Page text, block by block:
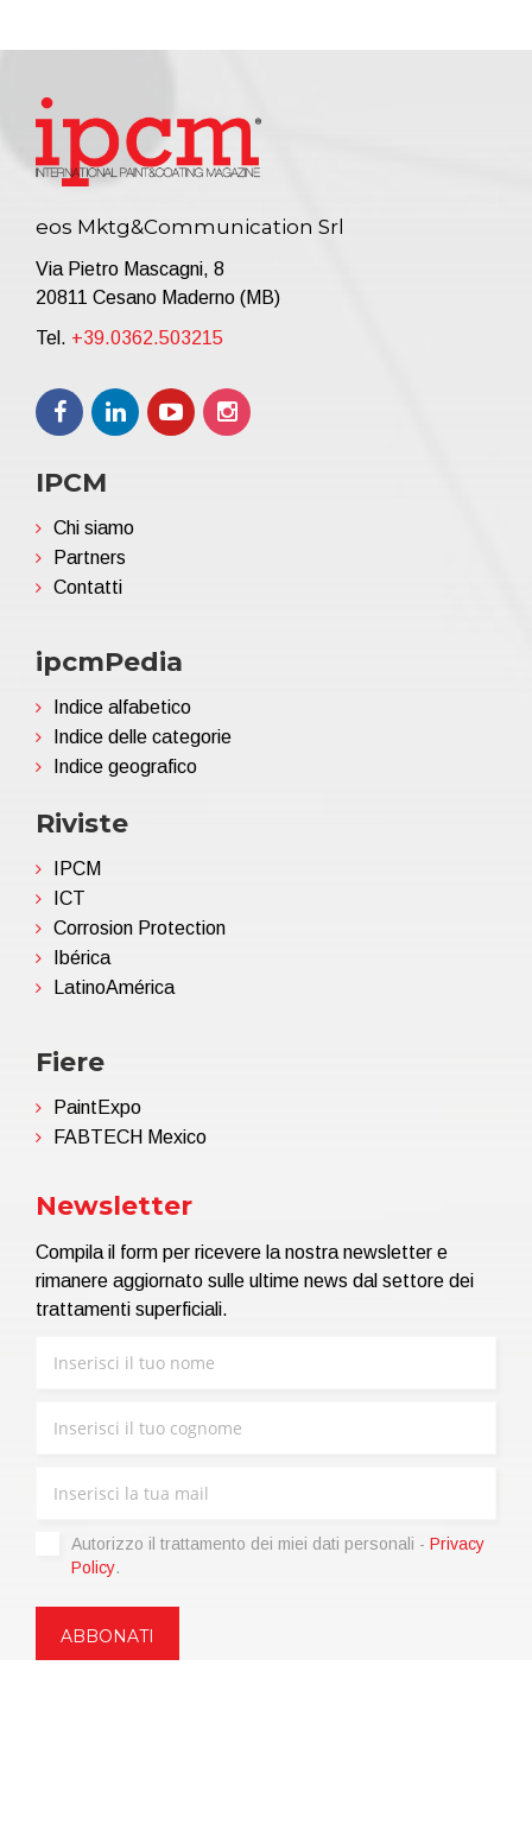
eos Mktg&Communication Srl
Via Pietro Mascagni, 8
20811 Cesano Maderno (MB)
Tel. +39.0362.503215
IPCM
Chi siamo
Partners
Contatti
ipcmPedia
Indice alfabetico
Indice delle categorie
Indice geografico
Riviste
IPCM
ICT
Corrosion Protection
Ibérica
LatinoAmérica
Fiere
PaintExpo
FABTECH Mexico
Newsletter
Compila il form per ricevere la nostra newsletter e
rimanere aggiornato sulle ultime news dal settore dei
trattamenti superficiali.
Autorizzo il trattamento dei miei dati personali - Privacy
Policy.